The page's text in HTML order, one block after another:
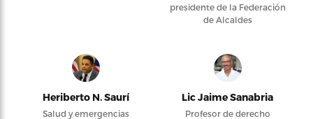
presidente de la Federación
de Alcaldes
Heriberto N. Saurí
Salud y emergencias
Lic Jaime Sanabria
Profesor de derecho